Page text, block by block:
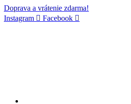
Doprava a vrátenie zdarma!
Instagram
Facebook